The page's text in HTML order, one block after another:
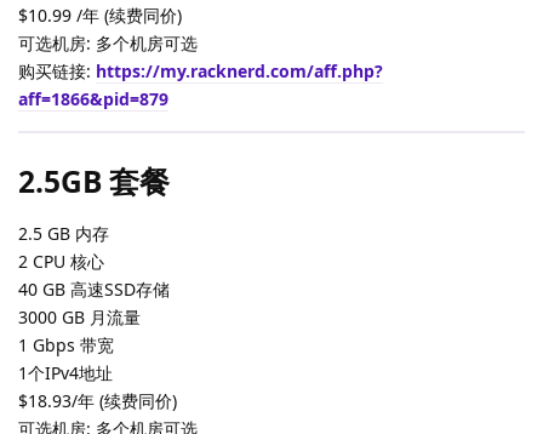
$10.99 /年 (续费同价)
可选机房: 多个机房可选
购买链接: https://my.racknerd.com/aff.php?
aff=1866&pid=879
2.5GB 套餐
2.5 GB 内存
2 CPU 核心
40 GB 高速SSD存储
3000 GB 月流量
1 Gbps 带宽
1个IPv4地址
$18.93/年 (续费同价)
可选机房: 多个机房可选